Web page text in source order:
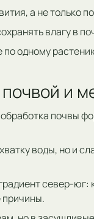
а не только
влагу в
по одному
и
почвы
воды, но и
север-юг: